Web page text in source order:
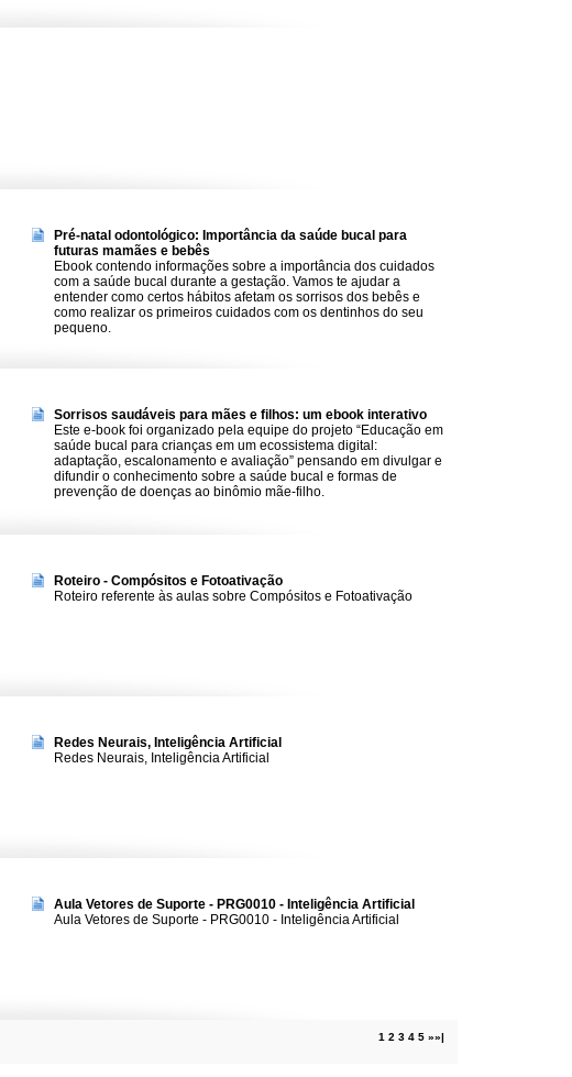
Pré-natal odontológico: Importância da saúde bucal para
futuras mamães e bebês
Ebook contendo informações sobre a importância dos cuidados
com a saúde bucal durante a gestação. Vamos te ajudar a
entender como certos hábitos afetam os sorrisos dos bebês e
como realizar os primeiros cuidados com os dentinhos do seu
pequeno.
Sorrisos saudáveis para mães e filhos: um ebook interativo
Este e-book foi organizado pela equipe do projeto “Educação em
saúde bucal para crianças em um ecossistema digital:
adaptação, escalonamento e avaliação” pensando em divulgar e
difundir o conhecimento sobre a saúde bucal e formas de
prevenção de doenças ao binômio mãe-filho.
Roteiro - Compósitos e Fotoativação
Roteiro referente às aulas sobre Compósitos e Fotoativação
Redes Neurais, Inteligência Artificial
Redes Neurais, Inteligência Artificial
Aula Vetores de Suporte - PRG0010 - Inteligência Artificial
Aula Vetores de Suporte - PRG0010 - Inteligência Artificial
1 2 3 4 5 »»|